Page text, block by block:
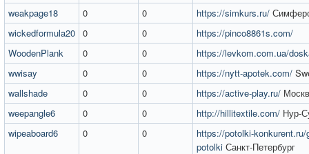
weakpage18
0 0 https://simkurs.ru/
wickedformula20 0 0
https://pinco8861s.com/
WoodenPlank
0 0
https://levkom.com.ua/
wwisay
0 0 https://nytt-apotek.com/
wallshade
0 0 https://active-play.ru/
weepangle6
0 0 http://hillitextile.com/ Нур-
wipeaboard6
0 0
https://potolki-
potolki Санкт-Петербург